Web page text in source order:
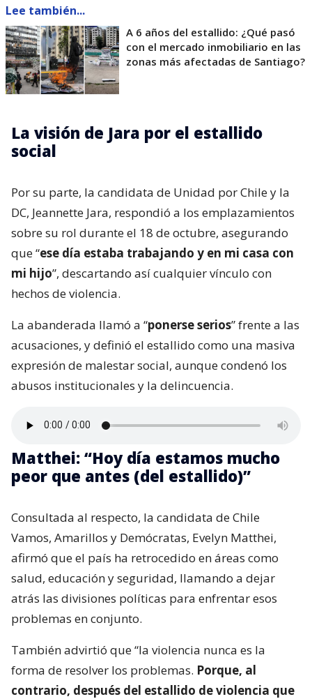
Lee también...
A 6 años del estallido: ¿Qué pasó
con el mercado inmobiliario en las
zonas más afectadas de Santiago?
La visión de Jara por el estallido
social
Por su parte, la candidata de Unidad por Chile y la
DC, Jeannette Jara, respondió a los emplazamientos
sobre su rol durante el 18 de octubre, asegurando
que “ese día estaba trabajando y en mi casa con
mi hijo”, descartando así cualquier vínculo con
hechos de violencia.
La abanderada llamó a “ponerse serios” frente a las
acusaciones, y definió el estallido como una masiva
expresión de malestar social, aunque condenó los
abusos institucionales y la delincuencia.
Matthei: “Hoy día estamos mucho
peor que antes (del estallido)”
Consultada al respecto, la candidata de Chile
Vamos, Amarillos y Demócratas, Evelyn Matthei,
afirmó que el país ha retrocedido en áreas como
salud, educación y seguridad, llamando a dejar
atrás las divisiones políticas para enfrentar esos
problemas en conjunto.
También advirtió que “la violencia nunca es la
forma de resolver los problemas. Porque, al
contrario, después del estallido de violencia que